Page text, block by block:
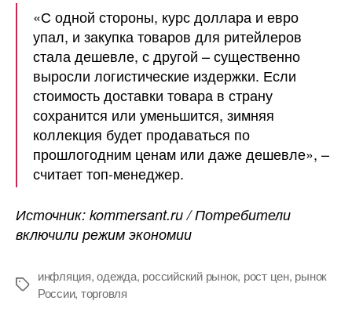
«С одной стороны, курс доллара и евро
упал, и закупка товаров для ритейлеров
стала дешевле, с другой – существенно
выросли логистические издержки. Если
стоимость доставки товара в страну
сохранится или уменьшится, зимняя
коллекция будет продаваться по
прошлогодним ценам или даже дешевле», –
считает топ-менеджер.
Источник: kommersant.ru / Потребители
включили режим экономии
Метки
инфляция,одежда, российский рынок, рост цен, рынок
России, торговля